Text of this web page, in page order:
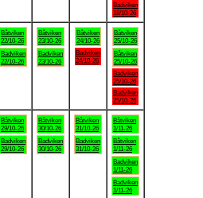
Badviken
18/10-26
Båtviken
22/10-26
Badviken
22/10-26
Båtviken
23/10-26
Badviken
23/10-26
Båtviken
24/10-26
Badviken
24/10-26
Båtviken
25/10-26
Båtviken
25/10-26
Badviken
25/10-26
Badviken
25/10-26
Båtviken
29/10-26
Badviken
29/10-26
Båtviken
30/10-26
Badviken
30/10-26
Båtviken
31/10-26
Badviken
31/10-26
Båtviken
1/11-26
Båtviken
1/11-26
Badviken
1/11-26
Badviken
1/11-26